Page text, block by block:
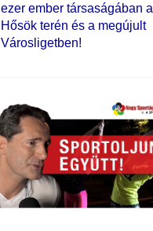
ezer ember társaságában a
Hősök terén és a megújult
Városligetben!